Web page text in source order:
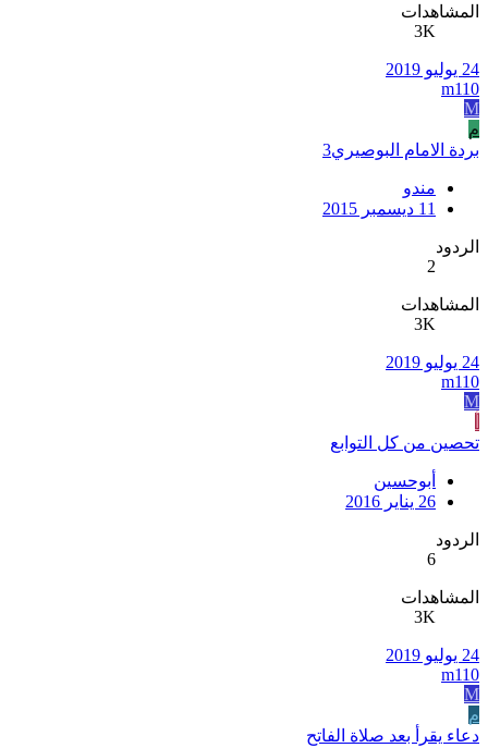
المشاهدات
3K
24 يوليو 2019
m110
M
م
بردة الامام البوصيري3
مندو
11 ديسمبر 2015
الردود
2
المشاهدات
3K
24 يوليو 2019
m110
M
تحصين من كل التوابع
أبوحسين
26 يناير 2016
الردود
6
المشاهدات
3K
24 يوليو 2019
m110
M
م
دعاء يقرأ بعد صلاة الفاتح